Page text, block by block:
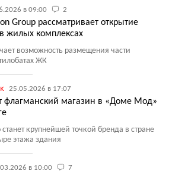
в 09:00 2
Group рассматривает открытие
жилых комплексах
возможность размещения части
ЖК
25.05.2026 в 17:07
флагманский магазин в «Доме Мод»
станет крупнейшей точкой бренда в стране
этажа здания
в 10:00 7